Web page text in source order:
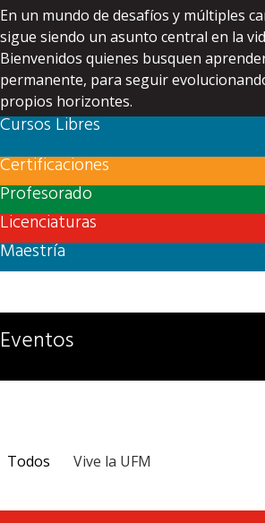
En un mundo de desafíos y múltiples
sigue siendo un asunto central en la
Bienvenidos quienes busquen
permanente, para seguir
propios horizontes.
Cursos Libres
Certificaciones
Profesorado
Licenciaturas
Maestría
Eventos
Todos Vive la UFM